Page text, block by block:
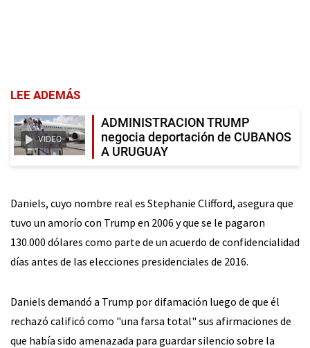
LEE ADEMÁS
VIDEO
ADMINISTRACION TRUMP
negocia deportación de CUBANOS
A URUGUAY
Daniels, cuyo nombre real es Stephanie Clifford, asegura que
tuvo un amorío con Trump en 2006 y que se le pagaron
130.000 dólares como parte de un acuerdo de confidencialidad
días antes de las elecciones presidenciales de 2016.
Daniels demandó a Trump por difamación luego de que él
rechazó calificó como "una farsa total" sus afirmaciones de
que había sido amenazada para guardar silencio sobre la